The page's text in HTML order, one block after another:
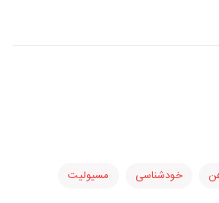
خودشناسی مسیولیت